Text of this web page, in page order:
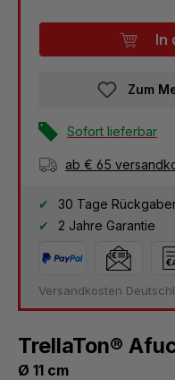
In
Zum
Sofort lieferbar
ab € 65
30 Tage
2 Jahre Garantie
Versandkosten
TrellaTon®
Ø 11 cm